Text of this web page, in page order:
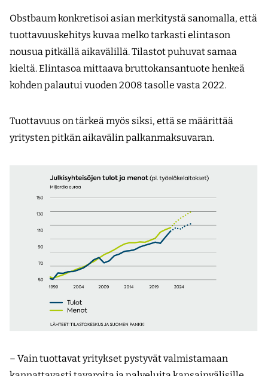
Obstbaum konkretisoi asian merkitystä sanomalla, että
tuottavuuskehitys kuvaa melko tarkasti elintason
nousua pitkällä aikavälillä. Tilastot puhuvat samaa
kieltä. Elintasoa mittaava bruttokansantuote henkeä
kohden palautui vuoden 2008 tasolle vasta 2022.
Tuottavuus on tärkeä myös siksi, että se määrittää
yritysten pitkän aikavälin palkanmaksuvaran.
– Vain tuottavat yritykset pystyvät valmistamaan